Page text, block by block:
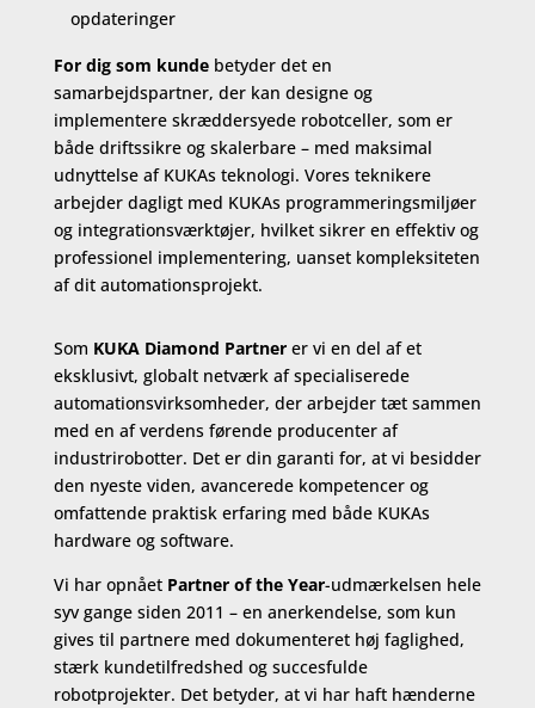
opdateringer
For dig som kundebetyder det en
samarbejdspartner, der kan designe og
implementere skræddersyede robotceller, som er
både driftssikre og skalerbare – med maksimal
udnyttelse af KUKAs teknologi. Vores teknikere
arbejder dagligt med KUKAs programmeringsmiljøer
og integrationsværktøjer, hvilket sikrer en effektiv og
professionel implementering, uanset kompleksiteten
af dit automationsprojekt.
Som KUKA Diamond Partnerer vi en del af et
eksklusivt, globalt netværk af specialiserede
automationsvirksomheder, der arbejder tæt sammen
med en af verdens førende producenter af
industrirobotter. Det er din garanti for, at vi besidder
den nyeste viden, avancerede kompetencer og
omfattende praktisk erfaring med både KUKAs
hardware og software.
Vi har opnået Partner of the Year-udmærkelsen hele
syv gange siden 2011 – en anerkendelse, som kun
gives til partnere med dokumenteret høj faglighed,
stærk kundetilfredshed og succesfulde
robotprojekter. Det betyder, at vi har haft hænderne